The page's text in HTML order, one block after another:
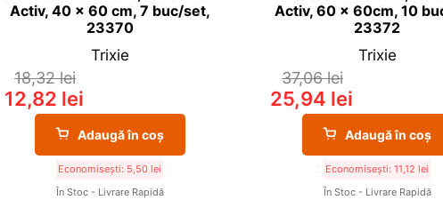
Activ, 40 x 60 cm, 7 buc/set,
23370
Trixie
18,32lei
12,82 lei
Adaugă în coș
Economisești: 5,50 lei
În Stoc - Livrare Rapidă
Activ, 60 x 60cm, 10
23372
Trixie
37,06lei
25,94 lei
Adaugă în coș
Economisești: 11,12 lei
În Stoc - Livrare Rapidă